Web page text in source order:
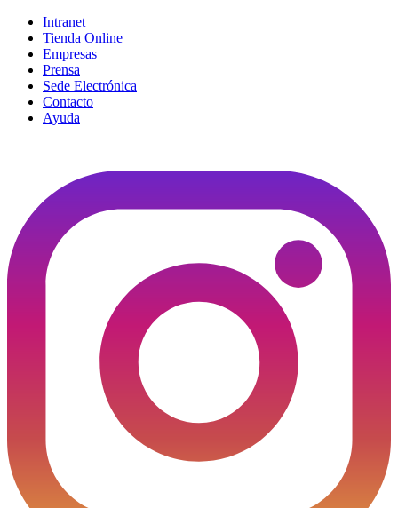
Intranet
Tienda Online
Empresas
Prensa
Sede Electrónica
Contacto
Ayuda